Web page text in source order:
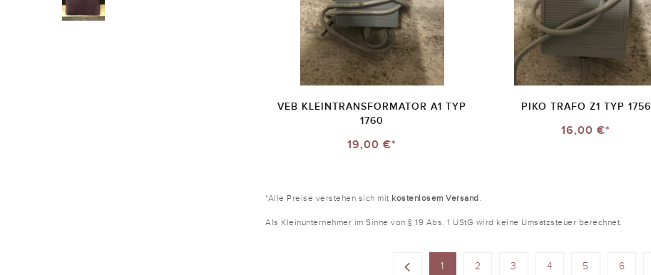
VEB KLEINTRANSFORMATOR A1 TYP
1760
19,00 €*
PIKO TRAFO Z1 TYP 1756
16,00 €*
*Alle Preise verstehen sich mit kostenlosem Versand.
Als Kleinunternehmer im Sinne von § 19 Abs. 1 UStG wird keine Umsatzsteuer berechnet.
1 2 3 4 5 6